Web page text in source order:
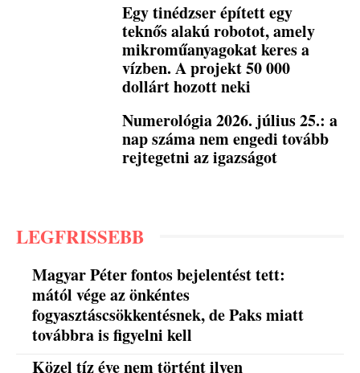
Egy tinédzser épített egy
teknős alakú robotot, amely
mikroműanyagokat keres a
vízben. A projekt 50 000
dollárt hozott neki
Numerológia 2026. július 25.: a
nap száma nem engedi tovább
rejtegetni az igazságot
LEGFRISSEBB
Magyar Péter fontos bejelentést tett:
mától vége az önkéntes
fogyasztáscsökkentésnek, de Paks miatt
továbbra is figyelni kell
Közel tíz éve nem történt ilyen